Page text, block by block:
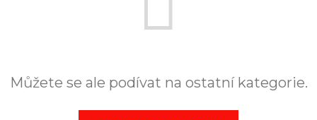
Můžete se ale podívat na ostatní kategorie.